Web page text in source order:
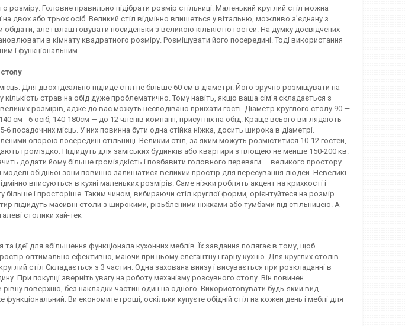
розміру. Головне правильно підібрати розмір стільниці. Маленький круглий стіл можна
на двох або трьох осіб. Великий стіл відмінно впишеться у вітальню, можливо з'єднану з
але і влаштовувати посиденьки з великою кількістю гостей. На думку досвідчених
в кімнату квадратного розміру. Розміщувати його посередині. Тоді використання
і функціональним.
Для двох ідеально підійде стіл не більше 60 см в діаметрі. Його зручно розміщувати на
кількість страв на обід дуже проблематично. Тому навіть, якщо ваша сім'я складається з
розмірів, адже до вас можуть несподівано приїхати гості. Діаметр круглого столу 90 —
см - 6 осіб, 140-180см — до 12 членів компанії, присутніх на обід. Краще всього виглядають
посадочних місць. У них повинна бути одна стійка ніжка, досить широка в діаметрі.
опорою посередині стільниці. Великий стіл, за яким можуть розміститися 10-12 гостей,
громіздко. Підійдуть для заміських будинків або квартири з площею не менше 150-200 кв.
додати йому більше громіздкість і позбавити головного переваги — великого простору
обідньої зони повинно залишатися великий простір для пересування людей. Невеликі
вписуються в кухні маленьких розмірів. Саме ніжки роблять акцент на крихкості і
більше і просторіше. Таким чином, вибираючи стіл круглої форми, орієнтуйтеся на розмір
підійдуть масивні столи з широкими, різьбленими ніжками або тумбами під стільницею. А
столики хай-тек
ідеї для збільшення функціонала кухонних меблів. Їх завдання полягає в тому, щоб
оптимально ефективно, маючи при цьому елегантну і гарну кухню. Для круглих столів
стіл Складається з 3 частин. Одна захована внизу і висувається при розкладанні в
При покупці зверніть увагу на роботу механізму розсувного столу. Він повинен
поверхню, без накладки частин один на одного. Використовувати будь-який вид
функціональний. Ви економите гроші, оскільки купуєте обідній стіл на кожен день і меблі для